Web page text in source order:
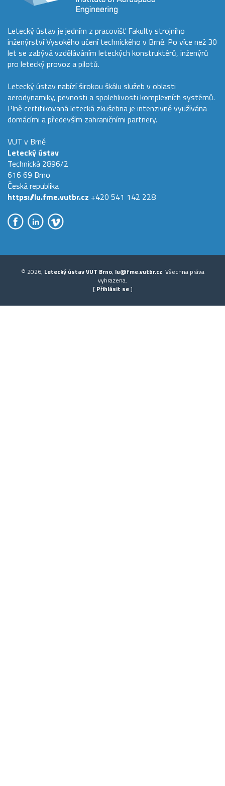
Letecký ústav je jedním z pracovišť Fakulty strojního
inženýrství Vysokého učení technického v Brně. Po více než 30
let se zabývá vzděláváním leteckých konstruktérů, inženýrů
pro letecký provoz a pilotů.
Letecký ústav nabízí širokou škálu služeb v oblasti
aerodynamiky, pevnosti a spolehlivosti komplexních systémů.
Plně certifikovaná letecká zkušebna je intenzivně využívána
domácími a především zahraničními partnery.
VUT v Brně
Letecký ústav
Technická 2896/2
616 69 Brno
Česká republika
https://lu.fme.vutbr.cz +420 541 142 228
© 2026, Letecký ústav VUT Brno, lu@fme.vutbr.cz. Všechna práva
vyhrazena.
[ Přihlásit se]